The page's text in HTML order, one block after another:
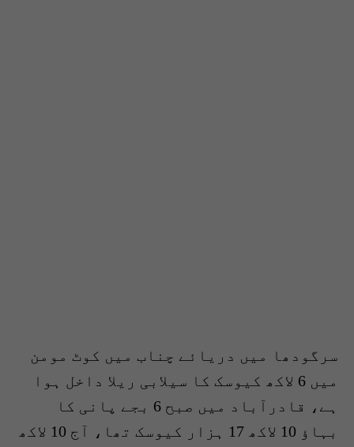
سرگودھا میں دریائے چناب میں کوٹ مومن
میں 6 لاکھ کیوسک کا سیلابی ریلا داخل ہوا
ہے، قادرآباد میں صبح 6 بجے پانی کا
بہاؤ 10 لاکھ 17 ہزار کیوسک تھا، آج 10 لاکھ